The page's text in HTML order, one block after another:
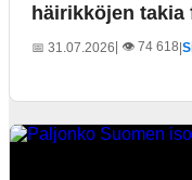
häirikköjen takia
📅 31.07.2026| 👁️ 74 618